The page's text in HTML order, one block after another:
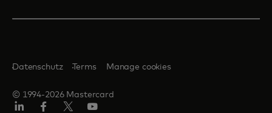
© 1994-2026 Mastercard
Datenschutz Terms Manage cookies